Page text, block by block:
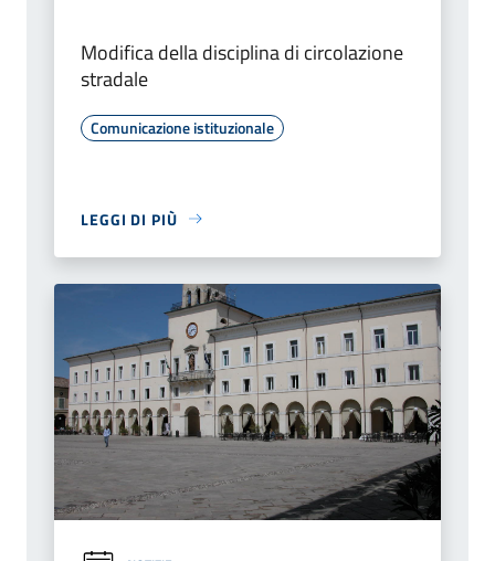
Modifica della disciplina di circolazione
stradale
Comunicazione istituzionale
LEGGI DI PIÙ